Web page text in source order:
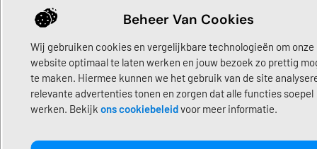
Beheer Van Cookies
Wij gebruiken cookies en vergelijkbare technologieën om onze
website optimaal te laten werken en jouw bezoek zo prettig
te maken. Hiermee kunnen we het gebruik van de site
relevante advertenties tonen en zorgen dat alle functies soepel
werken. Bekijk ons cookiebeleidvoor meer informatie.
het verschil maakt. Wij brengen loodgieters, particulieren
en bedrijven samen op één platform, waar kennis en
praktijk hand in hand gaan. Of je nu een ervaren loodgieter
bent, een bedrijf runt of gewoon op zoek bent naar
betrouwbare hulp bij een klus, wij helpen je om de wereld
begrijpen.”